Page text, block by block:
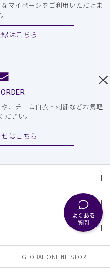
よくある
質問
マイページをご利用いただけま
はこちら
、チーム白衣・刺繍などお気軽
ださい。
はこちら
GLOBAL ONLINE STORE